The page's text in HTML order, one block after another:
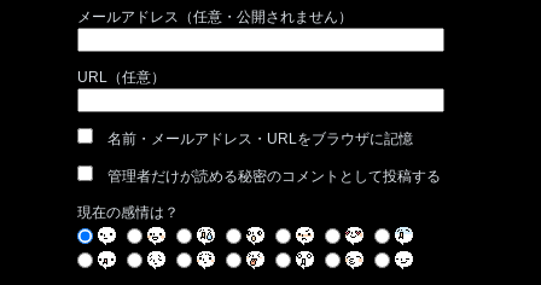
メールアドレス（任意・公開されません）
URL（任意）
名前・メールアドレス・URLをブラウザに記憶
管理者だけが読める秘密のコメントとして投稿する
現在の感情は？